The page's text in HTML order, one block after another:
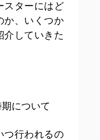
スターにはど
か、いくつか
介していきた
期について
つ行われるの